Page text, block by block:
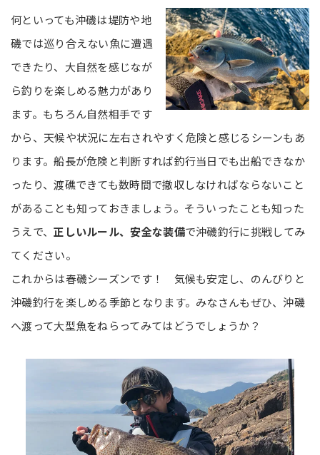
何といっても沖磯は堤防や地
磯では巡り合えない魚に遭遇
できたり、大自然を感じなが
ら釣りを楽しめる魅力があり
ます。もちろん自然相手です
から、天候や状況に左右されやすく危険と感じるシーンもあ
ります。船長が危険と判断すれば釣行当日でも出船できなか
ったり、渡礁できても数時間で撤収しなければならないこと
があることも知っておきましょう。そういったことも知った
うえで、正しいルール、安全な装備で沖磯釣行に挑戦してみ
てください。
これからは春磯シーズンです！ 気候も安定し、のんびりと
沖磯釣行を楽しめる季節となります。みなさんもぜひ、沖磯
へ渡って大型魚をねらってみてはどうでしょうか？